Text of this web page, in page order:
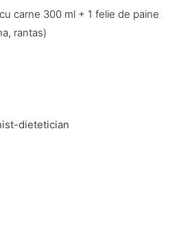
carne 300 ml + 1 felie de paine
rantas)
dietetician